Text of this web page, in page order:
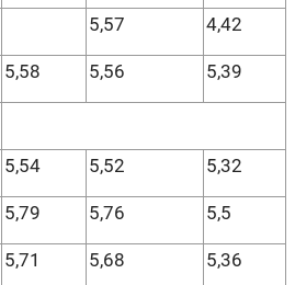
5,57 4,42
5,58 5,56 5,39
5,54 5,52 5,32
5,79 5,76 5,5
5,71 5,68 5,36